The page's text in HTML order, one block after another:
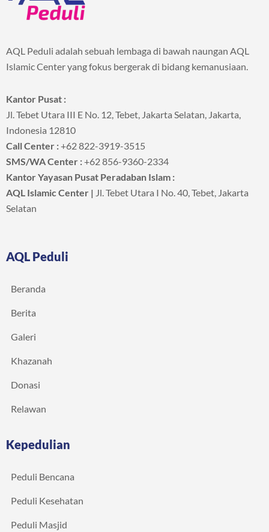
AQL Peduli adalah sebuah lembaga di bawah naungan AQL
Islamic Center yang fokus bergerak di bidang kemanusiaan.
Kantor Pusat :
Jl. Tebet Utara III E No. 12, Tebet, Jakarta Selatan, Jakarta,
Indonesia 12810
Call Center :+62 822-3919-3515
SMS/WA Center :+62 856-9360-2334
Kantor Yayasan Pusat Peradaban Islam :
AQL Islamic Center | Jl. Tebet Utara I No. 40, Tebet, Jakarta
Selatan
AQL Peduli
Beranda
Berita
Galeri
Khazanah
Donasi
Relawan
Kepedulian
Peduli Bencana
Peduli Kesehatan
Peduli Masjid